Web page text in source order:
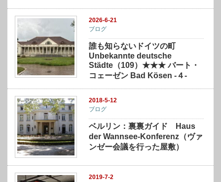
2026-6-21
ブログ
誰も知らないドイツの町
Unbekannte deutsche
Städte（109）★★★ バート・
コェーゼン Bad Kösen -４-
2018-5-12
ブログ
ベルリン：裏裏ガイド Haus
der Wannsee-Konferenz（ヴァ
ンゼー会議を行った屋敷）
2019-7-2